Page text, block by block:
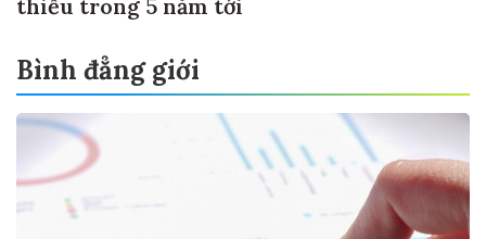
thiếu trong 5 năm tới
Bình đẳng giới